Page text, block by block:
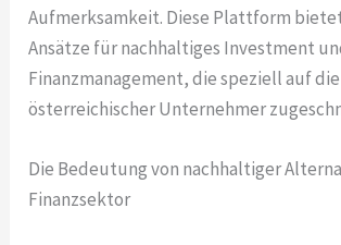
Aufmerksamkeit. Diese Plattform
Ansätze für nachhaltiges Investment
Finanzmanagement, die speziell auf
österreichischer Unternehmer
Die Bedeutung von nachhaltiger
Finanzsektor